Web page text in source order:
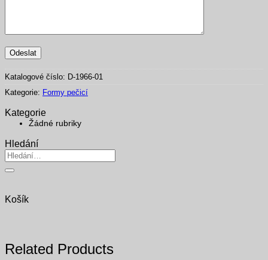
Katalogové číslo: D-1966-01
Kategorie: Formy pečicí
Kategorie
Žádné rubriky
Hledání
Hledat:
Košík
Related Products